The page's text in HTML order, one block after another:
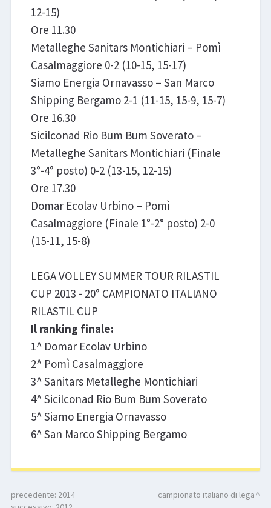
12-15)
Ore 11.30
Metalleghe Sanitars Montichiari – Pomì
Casalmaggiore 0-2 (10-15, 15-17)
Siamo Energia Ornavasso – San Marco
Shipping Bergamo 2-1 (11-15, 15-9, 15-7)
Ore 16.30
Sicilconad Rio Bum Bum Soverato –
Metalleghe Sanitars Montichiari (Finale
3°-4° posto) 0-2 (13-15, 12-15)
Ore 17.30
Domar Ecolav Urbino – Pomì
Casalmaggiore (Finale 1°-2° posto) 2-0
(15-11, 15-8)
LEGA VOLLEY SUMMER TOUR RILASTIL
CUP 2013 - 20° CAMPIONATO ITALIANO
RILASTIL CUP
Il ranking finale:
1^ Domar Ecolav Urbino
2^ Pomì Casalmaggiore
3^ Sanitars Metalleghe Montichiari
4^ Sicilconad Rio Bum Bum Soverato
5^ Siamo Energia Ornavasso
6^ San Marco Shipping Bergamo
precedente: 2014
campionato italiano di lega